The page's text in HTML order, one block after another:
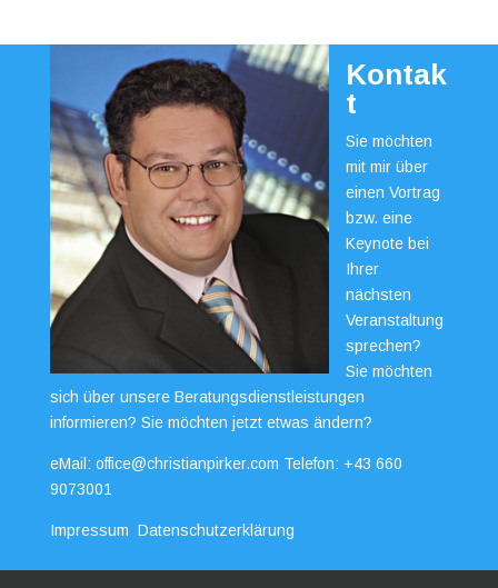
Kontak
t
Sie möchten
mit mir über
einen Vortrag
bzw. eine
Keynote bei
Ihrer
nächsten
Veranstaltung
sprechen?
Sie möchten
sich über unsere Beratungsdienstleistungen
informieren? Sie möchten jetzt etwas ändern?
eMail: office@christianpirker.com Telefon: +43 660
9073001
Impressum Datenschutzerklärung